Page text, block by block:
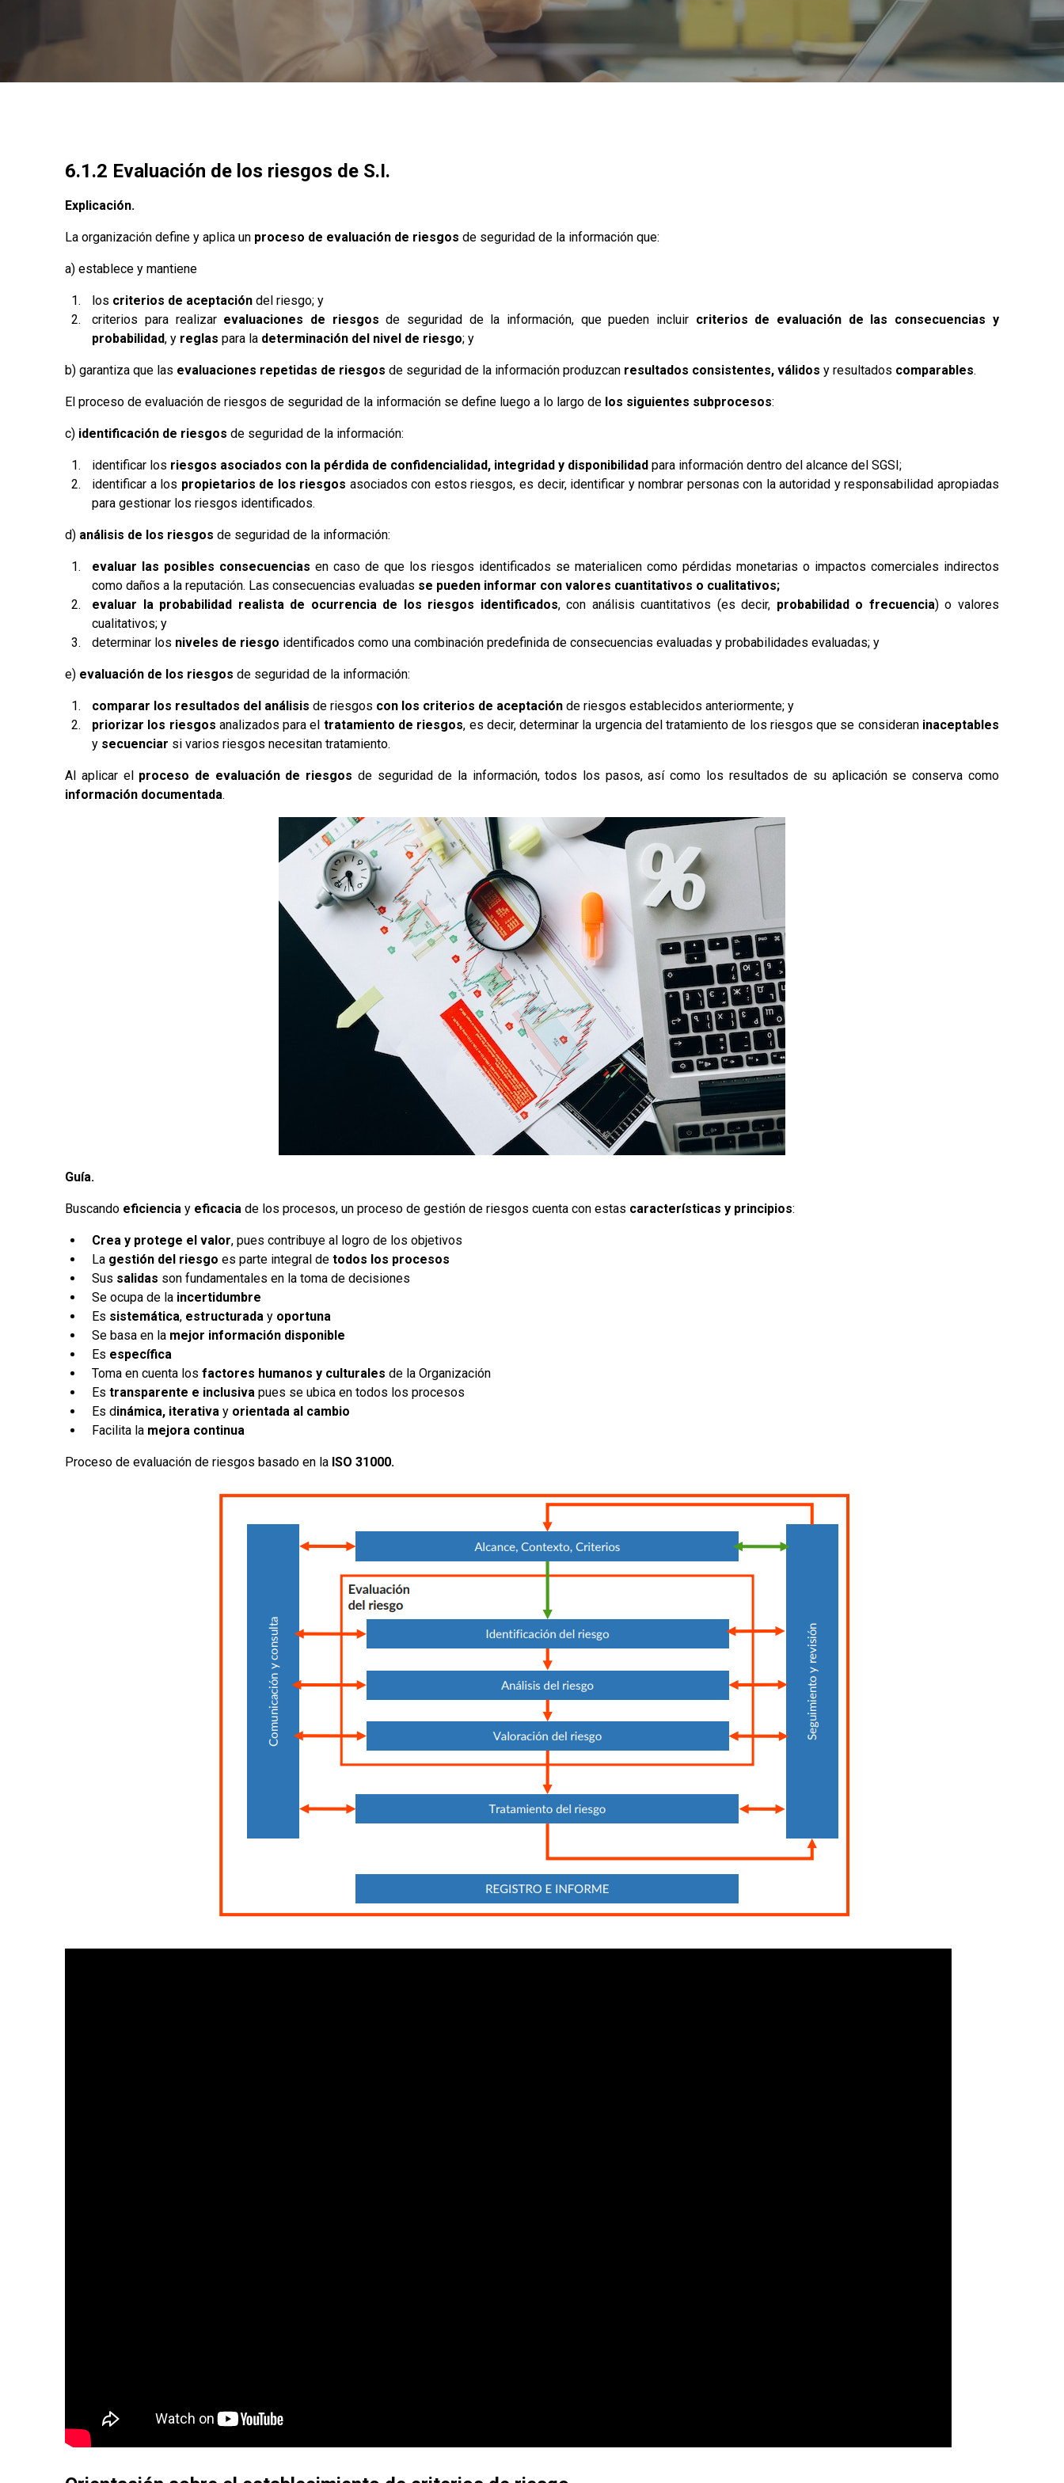
6.1.2 Evaluación de los riesgos de S.I.
Explicación.
La organización define y aplica un proceso de evaluación de riesgos de seguridad de la información que:
a) establece y mantiene
los criterios de aceptación del riesgo; y
criterios para realizar evaluaciones de riesgos de seguridad de la información, que pueden incluir criterios de evaluación de las consecuencias y
probabilidad, y reglas para la determinación del nivel de riesgo; y
b) garantiza que las evaluaciones repetidas de riesgos de seguridad de la información produzcan resultados consistentes, válidos y resultados comparables.
El proceso de evaluación de riesgos de seguridad de la información se define luego a lo largo de los siguientes subprocesos:
c) identificación de riesgos de seguridad de la información:
identificar los riesgos asociados con la pérdida de confidencialidad, integridad y disponibilidad para información dentro del alcance del SGSI;
identificar a los propietarios de los riesgos asociados con estos riesgos, es decir, identificar y nombrar personas con la autoridad y responsabilidad apropiadas
para gestionar los riesgos identificados.
d) análisis de los riesgos de seguridad de la información:
evaluar las posibles consecuencias en caso de que los riesgos identificados se materialicen como pérdidas monetarias o impactos comerciales indirectos
como daños a la reputación. Las consecuencias evaluadas se pueden informar con valores cuantitativos o cualitativos;
evaluar la probabilidad realista de ocurrencia de los riesgos identificados, con análisis cuantitativos (es decir, probabilidad o frecuencia) o valores
cualitativos; y
determinar los niveles de riesgo identificados como una combinación predefinida de consecuencias evaluadas y probabilidades evaluadas; y
e) evaluación de los riesgos de seguridad de la información:
comparar los resultados del análisis de riesgos con los criterios de aceptación de riesgos establecidos anteriormente; y
priorizar los riesgos analizados para el tratamiento de riesgos, es decir, determinar la urgencia del tratamiento de los riesgos que se consideraninaceptables
y secuenciar si varios riesgos necesitan tratamiento.
Al aplicar el proceso de evaluación de riesgos de seguridad de la información, todos los pasos, así como los resultados de su aplicación se conserva como
información documentada.
Guía.
Buscando eficiencia y eficacia de los procesos, un proceso de gestión de riesgos cuenta con estas características y principios:
Crea y protege el valor, pues contribuye al logro de los objetivos
La gestión del riesgo es parte integral detodos los procesos
Sus salidas son fundamentales en la toma de decisiones
Se ocupa de la incertidumbre
Es sistemática, estructurada y oportuna
Se basa en la mejor información disponible
Es específica
Toma en cuenta losfactores humanos y culturales de la Organización
Estransparente e inclusiva pues se ubica en todos los procesos
Es dinámica, iterativa y orientada al cambio
Facilita la mejora continua
Proceso de evaluación de riesgos basado en la ISO 31000.